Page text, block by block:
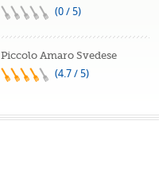
(0 / 5)
Piccolo Amaro Svedese
(4.7 / 5)